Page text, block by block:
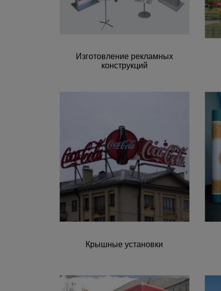
Изготовление рекламных
конструкций
Крышные установки